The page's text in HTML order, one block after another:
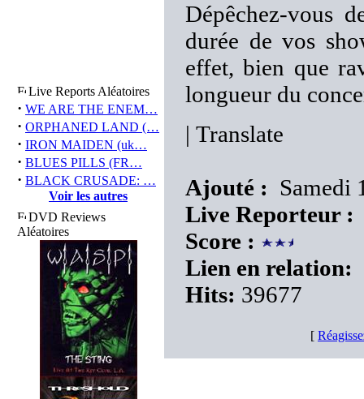
Live Reports Aléatoires
· WE ARE THE ENEM…
· ORPHANED LAND (…
· IRON MAIDEN (uk…
· BLUES PILLS (FR…
· BLACK CRUSADE: …
Voir les autres
DVD Reviews
Aléatoires
Dépêchez-vous
durée de vos
effet, bien que
longueur du
| Translate
Ajouté : Samedi
Live Reporteur :
Score :
Lien en relation:
Hits: 39677
[